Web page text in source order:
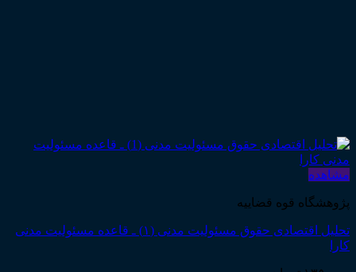
مشاهده
پژوهشگاه قوه قضاییه
تحلیل اقتصادی حقوق مسئولیت مدنی (۱) ـ قاعده مسئولیت مدنی
کارا